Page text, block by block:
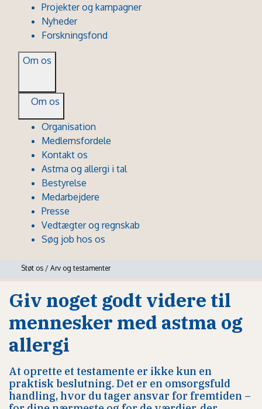
Projekter og kampagner
Nyheder
Forskningsfond
Om os
Om os
Organisation
Medlemsfordele
Kontakt os
Astma og allergi i tal
Bestyrelse
Medarbejdere
Presse
Vedtægter og regnskab
Søg job hos os
Støt os / Arv og testamenter
Giv noget godt videre til
mennesker med astma og
allergi
At oprette et testamente er ikke kun en
praktisk beslutning. Det er en omsorgsfuld
handling, hvor du tager ansvar for fremtiden –